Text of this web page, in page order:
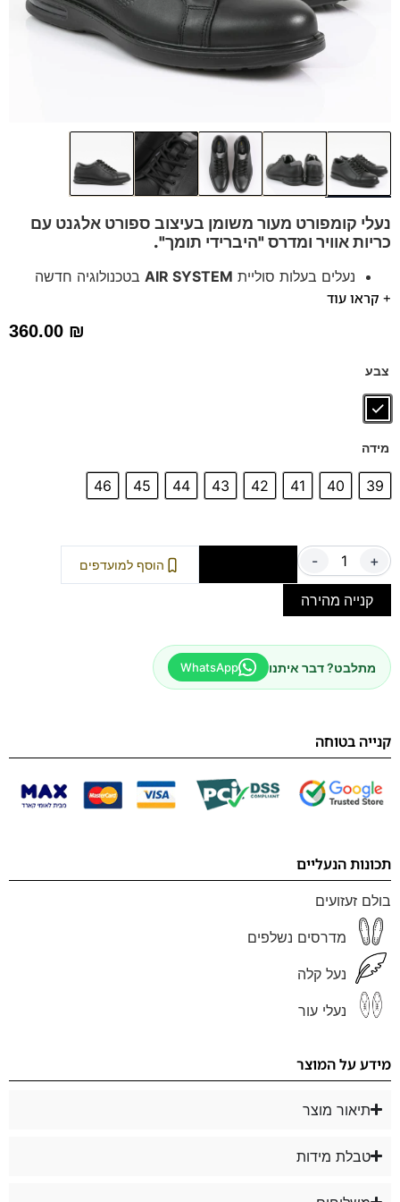
נעלי קומפורט מעור משומן בעיצוב ספורט אלגנט עם
כריות אוויר ומדרס "היברידי תומך".
נעלים בעלות סוליית AIR SYSTEM בטכנולוגיה חדשה
אייר באג בולם זעזועים+ קראו עוד
360.00 ₪
צבע
מידה
39
40
41
42
43
44
45
46
- + הוסף למועדפים
קנייה מהירה
מתלבט? דבר איתנו WhatsApp
קנייה בטוחה
תכונות הנעליים
בולם זעזועים
מדרסים נשלפים
נעל קלה
נעלי עור
מידע על המוצר
תיאור מוצר
טבלת מידות